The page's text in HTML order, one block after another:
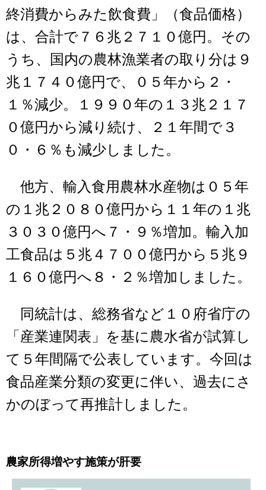
終消費からみた飲食費」（食品価格）
は、合計で７６兆２７１０億円。その
うち、国内の農林漁業者の取り分は９
兆１７４０億円で、０５年から２・
１％減少。１９９０年の１３兆２１７
０億円から減り続け、２１年間で３
０・６％も減少しました。
他方、輸入食用農林水産物は０５年
の１兆２０８０億円から１１年の１兆
３０３０億円へ７・９％増加。輸入加
工食品は５兆４７００億円から５兆９
１６０億円へ８・２％増加しました。
同統計は、総務省など１０府省庁の
「産業連関表」を基に農水省が試算し
て５年間隔で公表しています。今回は
食品産業分類の変更に伴い、過去にさ
かのぼって再推計しました。
農家所得増やす施策が肝要